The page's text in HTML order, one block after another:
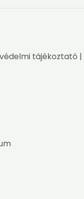
tájékoztató |